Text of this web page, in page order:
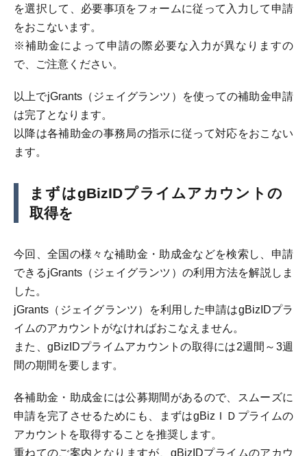
を選択して、必要事項をフォームに従って入力して申請
をおこないます。
※補助金によって申請の際必要な入力が異なりますの
で、ご注意ください。
以上でjGrants（ジェイグランツ）を使っての補助金申請
は完了となります。
以降は各補助金の事務局の指示に従って対応をおこない
ます。
まずはgBizIDプライムアカウントの
取得を
今回、全国の様々な補助金・助成金などを検索し、申請
できるjGrants（ジェイグランツ）の利用方法を解説しま
した。
jGrants（ジェイグランツ）を利用した申請はgBizIDプラ
イムのアカウントがなければおこなえません。
また、gBizIDプライムアカウントの取得には2週間～3週
間の期間を要します。
各補助金・助成金には公募期間があるので、スムーズに
申請を完了させるためにも、まずはgBizＩＤプライムの
アカウントを取得することを推奨します。
重ねてのご案内となりますが、gBizIDプライムのアカウ